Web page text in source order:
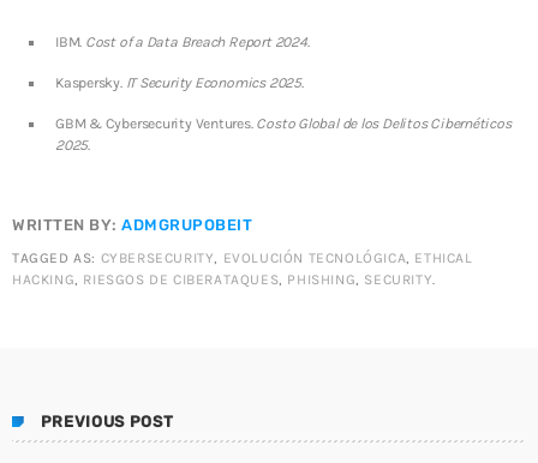
IBM. Cost of a Data Breach Report 2024.
Kaspersky. IT Security Economics 2025.
GBM & Cybersecurity Ventures. Costo Global de los Delitos Cibernéticos
2025.
WRITTEN BY:ADMGRUPOBEIT
TAGGED AS: CYBERSECURITY, EVOLUCIÓN TECNOLÓGICA, ETHICAL
HACKING, RIESGOS DE CIBERATAQUES, PHISHING, SECURITY.
PREVIOUS POST